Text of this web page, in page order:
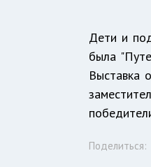
Дети и
была
Выставка
Поделиться: